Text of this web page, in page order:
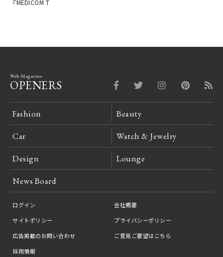
『MEDICOM T
Web Magazine
OPENERS
Fashion Beauty
Car Watch & Jewelry
Design Lounge
News Board
ログイン
会社概要
サイトポリシー
プライバシーポリシー
広告掲載のお問い合わせ
ご意見ご要望はこちら
採用情報